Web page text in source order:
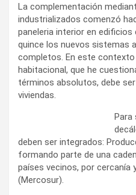
La complementación
industrializados comenzó
paneleria interior en edificios
quince los nuevos sistemas
completos. En este
habitacional, que he
términos absolutos, debe
viviendas.
Para
deben ser integrados:
formando parte de una
países vecinos, por cercanía
(Mercosur).